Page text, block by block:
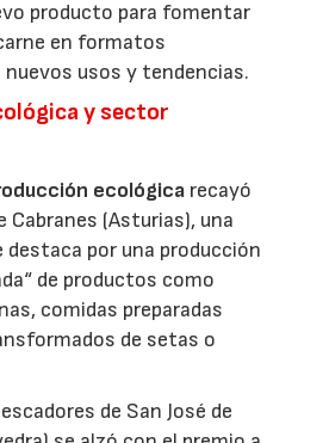
producto para fomentar
en formatos
nuevos usos y tendencias.
y sector
ecológica recayó
Cabranes (Asturias), una
destaca por una producción
de productos como
comidas preparadas
de setas o
de San José de